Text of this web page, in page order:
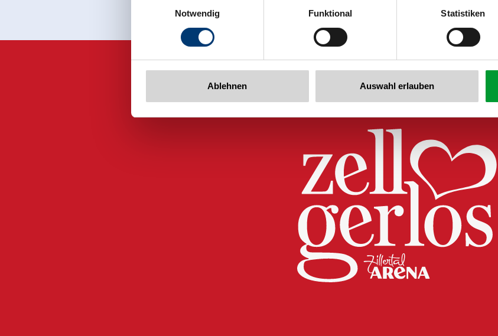
Rohr 23// A-6280 Zell am Ziller
www.zillertalarena.com
Notwendig
Funktional Statistiken
Ablehnen Auswahl erlauben